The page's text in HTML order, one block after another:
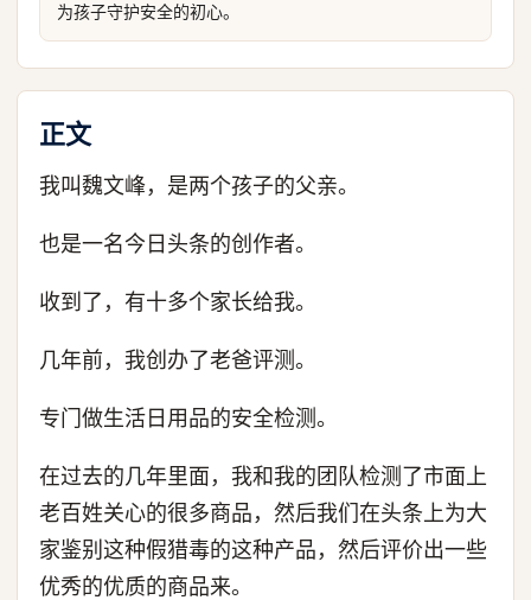
为孩子守护安全的初心。
正文
我叫魏文峰，是两个孩子的父亲。
也是一名今日头条的创作者。
收到了，有十多个家长给我。
几年前，我创办了老爸评测。
专门做生活日用品的安全检测。
在过去的几年里面，我和我的团队检测了市面上
老百姓关心的很多商品，然后我们在头条上为大
家鉴别这种假猎毒的这种产品，然后评价出一些
优秀的优质的商品来。